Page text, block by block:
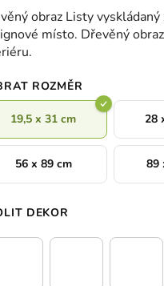
obraz Listy
místo. Dřevěný
ROZMĚR
19,5 x 31 cm 28
56 x 89 cm 89
DEKOR